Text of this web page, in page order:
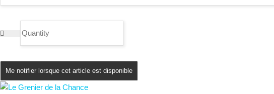
Me notifier lorsque cet article est disponible